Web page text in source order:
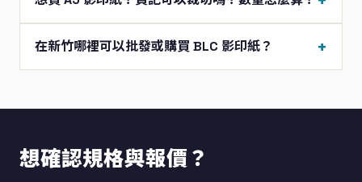
在新竹哪裡可以批發或購買 BLC 影印紙？
想確認規格與報價？